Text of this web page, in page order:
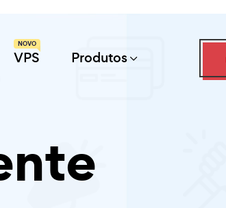
VPS
NOVO
Produtos